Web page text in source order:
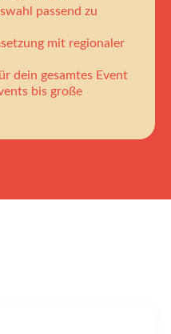
passend zu
mit regionaler
dein gesamtes Event
bis große